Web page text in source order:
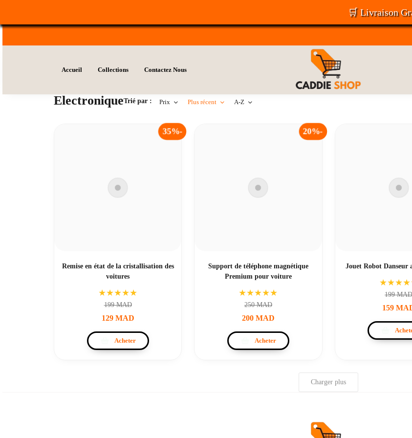
Accueil Collections Contactez Nous
ElectroniqueTrié par : Prix Plus récent A-Z
Remise en état de la cristallisation des
voitures
★★★★★
199MAD
129MAD
Acheter
35%-
Support de téléphone magnétique
Premium pour voiture
★★★★★
250MAD
200MAD
Acheter
20%-
Jouet Robot Danseur
199MAD
159
Charger plus
🛒 Livraison